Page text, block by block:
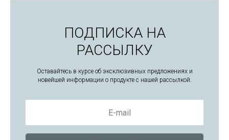
ПОДПИСКА НА
РАССЫЛКУ
Оставайтесь в курсе об эксклюзивных предложениях и
новейшей информации о продукте с нашей рассылкой.
E-mail